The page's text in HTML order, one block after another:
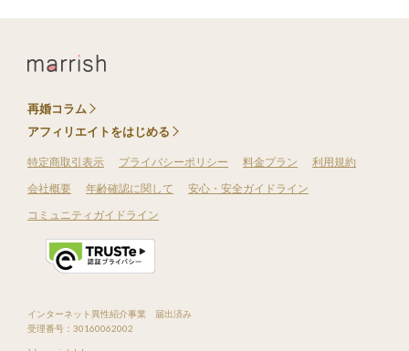
再婚コラム
アフィリエイトをはじめる
特定商取引表示 プライバシーポリシー 料金プラン
利用規約
会社概要
年齢確認に関して
安心・安全ガイドライン
コミュニティガイドライン
インターネット異性紹介事業 届出済み
受理番号：30160062002